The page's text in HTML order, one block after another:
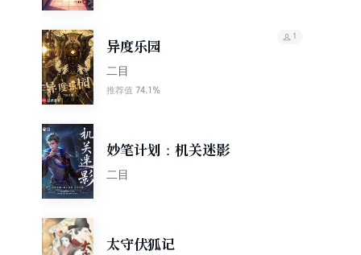
异度乐园
二目
推荐值 74.1%
1
妙笔计划：机关迷影
二目
太守伏狐记